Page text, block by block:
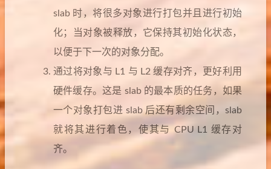
slab 时，将很多对象进行打包并且进行初始
化；当对象被释放，它保持其初始化状态，
以便于下一次的对象分配。
通过将对象与 L1 与 L2 缓存对齐，更好利用
硬件缓存。这是 slab 的最本质的任务，如果
一个对象打包进 slab 后还有剩余空间，slab
就将其进行着色，使其与 CPU L1 缓存对
齐。